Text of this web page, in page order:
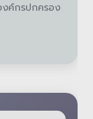
งค์กรปกครอง